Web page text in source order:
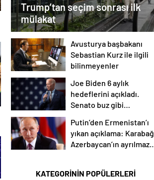
Trump’tan seçim sonrası ilk
mülakat
Avusturya başbakanı
Sebastian Kurz ile ilgili
bilinmeyenler
Joe Biden 6 aylık
hedeflerini açıkladı.
Senato buz gibi…
Putin’den Ermenistan’ı
yıkan açıklama: Karabağ
Azerbaycan’ın ayrılmaz
KATEGORİNİN POPÜLERLERİ